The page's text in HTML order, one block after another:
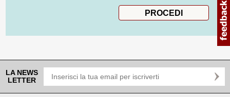
LA NEWS
LETTER